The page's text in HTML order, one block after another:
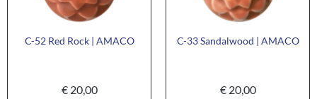
C-52 Red Rock | AMACO
€20,00
C-33 Sandalwood | AMACO
€20,00